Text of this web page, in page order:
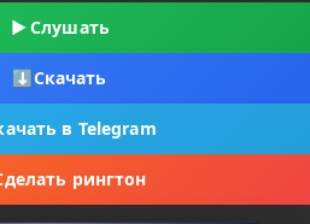
▶ Слушать
⬇Скачать
в Telegram
рингтон